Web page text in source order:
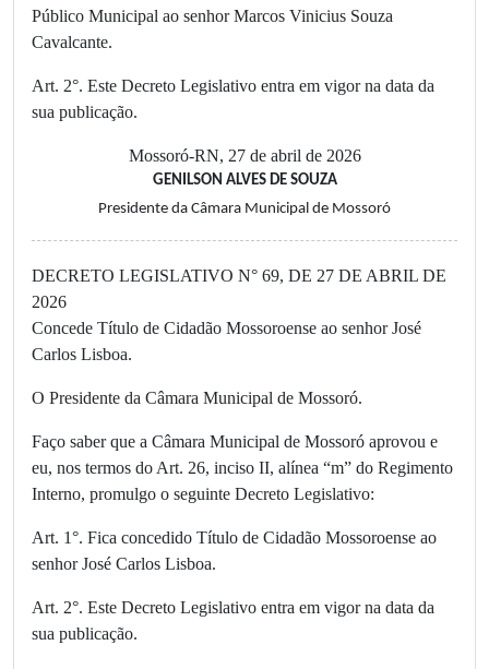
Público Municipal ao senhor Marcos Vinicius Souza
Cavalcante.
Art. 2°. Este Decreto Legislativo entra em vigor na data da
sua publicação.
Mossoró-RN, 27 de abril de 2026
GENILSON ALVES DE SOUZA
Presidente da Câmara Municipal de Mossoró
DECRETO LEGISLATIVO N° 69, DE 27 DE ABRIL DE
2026
Concede Título de Cidadão Mossoroense ao senhor José
Carlos Lisboa.
O Presidente da Câmara Municipal de Mossoró.
Faço saber que a Câmara Municipal de Mossoró aprovou e
eu, nos termos do Art. 26, inciso II, alínea “m” do Regimento
Interno, promulgo o seguinte Decreto Legislativo:
Art. 1°. Fica concedido Título de Cidadão Mossoroense ao
senhor José Carlos Lisboa.
Art. 2°. Este Decreto Legislativo entra em vigor na data da
sua publicação.